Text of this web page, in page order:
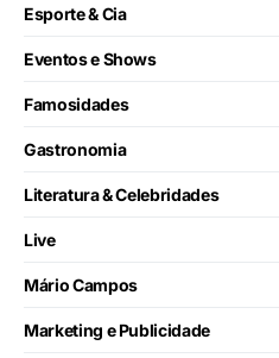
Esporte & Cia
Eventos e Shows
Famosidades
Gastronomia
Literatura & Celebridades
Live
Mário Campos
Marketing e Publicidade